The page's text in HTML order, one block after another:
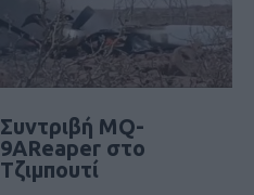
Συντριβή MQ-
9AReaper στο
Τζιμπουτί